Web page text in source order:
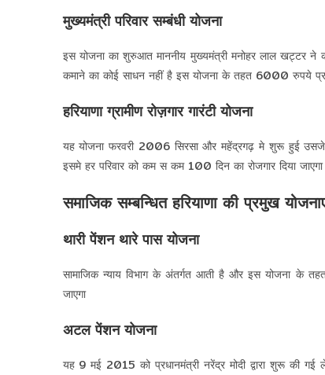
मुख्यमंत्री परिवार सम्बंधी योजना
इस योजना का शुरुआत माननीय मुख्यमंत्री मनोहर लाल खट्टर ने
कमाने का कोई साधन नहीं है इस योजना के तहत 6000 रुपये
हरियाणा ग्रामीण रोज़गार गारंटी योजना
यह योजना फरवरी 2006 सिरसा और महेंद्रगढ़ मे शुरू हुई उसजे
इसमे हर परिवार को कम स कम 100 दिन का रोजगार दिया
समाजिक सम्बन्धित हरियाणा की प्रमुख
थारी पेंशन थारे पास योजना
सामाजिक न्याय विभाग के अंतर्गत आती है और इस योजना के
जाएगा
अटल पेंशन योजना
यह 9 मई 2015 को प्रधानमंत्री नरेंद्र मोदी द्वारा शुरू